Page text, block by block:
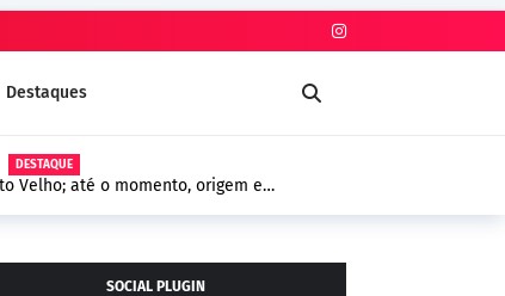
Destaques
DESTAQUE
Velho; até o momento, origem e
SOCIAL PLUGIN